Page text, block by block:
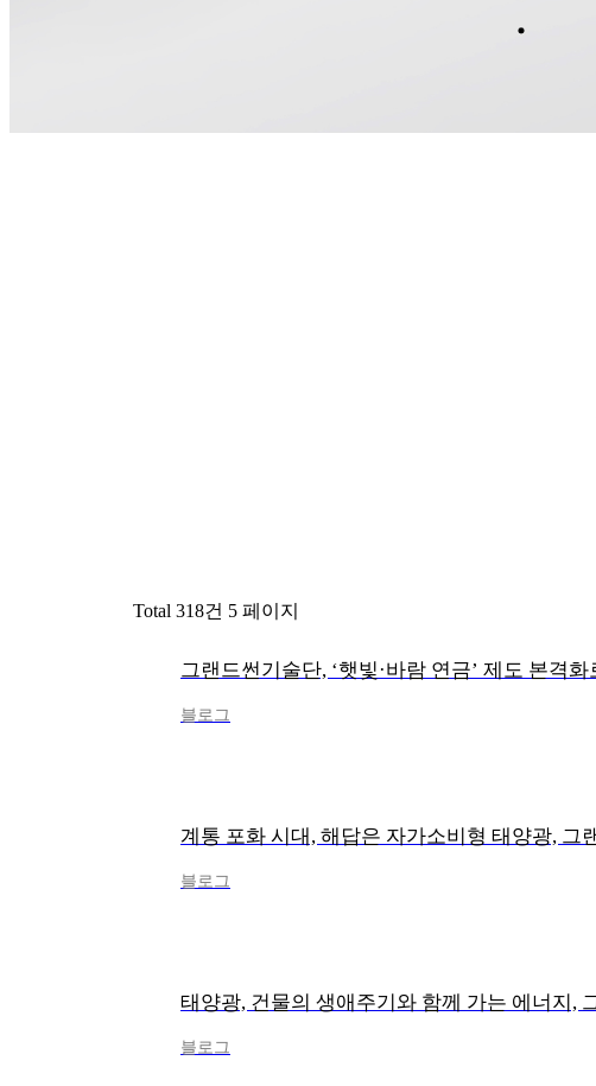
Total 318건 5 페이지
블로그
블로그
블로그